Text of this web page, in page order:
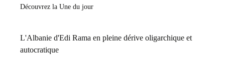
Découvrez la Une du jour
L'Albanie d'Edi Rama en pleine dérive oligarchique et
autocratique